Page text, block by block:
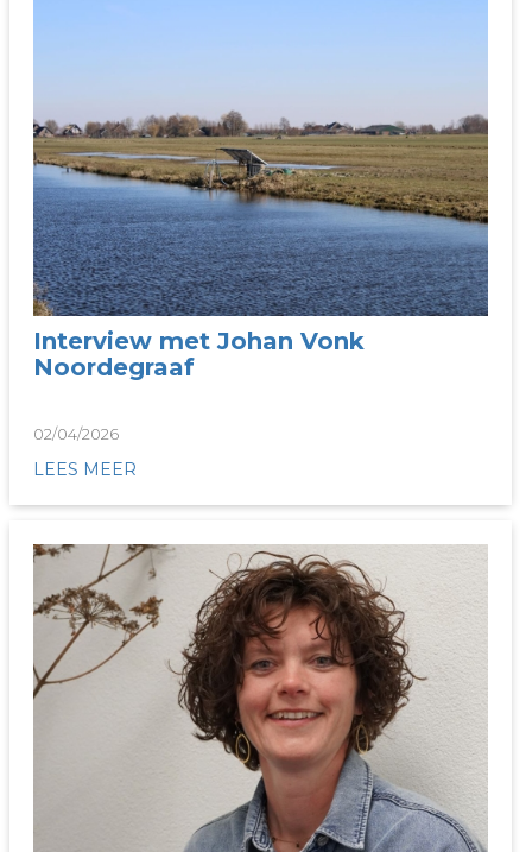
Interview met Johan Vonk
Noordegraaf
02/04/2026
LEES MEER